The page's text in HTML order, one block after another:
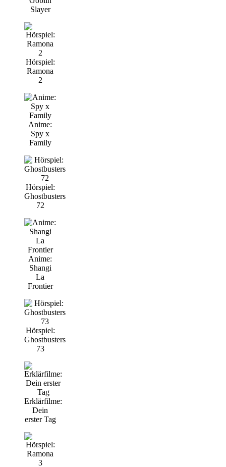
Slayer
Hörspiel:
Ramona
2
Anime:
Spy x
Family
Hörspiel:
Ghostbusters
72
Anime:
Shangi
La
Frontier
Hörspiel:
Ghostbusters
73
Erklärfilme:
Dein
erster Tag